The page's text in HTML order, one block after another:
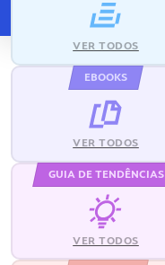
VER TODOS
EBOOKS
VER TODOS
GUIA DE TENDÊNCIAS
VER TODOS